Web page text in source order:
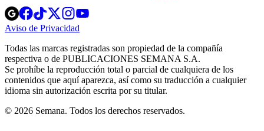
Opens
in
new
Opens
in
new
Opens
in
new
window
Opens
new
windowwindow
Aviso de Privacidad
new
window
Todas las marcas registradas son propiedad de la compañía
respectiva o de PUBLICACIONES SEMANA S.A.
Se prohíbe la reproducción total o parcial de cualquiera de los
contenidos que aquí aparezca, así como su traducción a cualquier
idioma sin autorización escrita por su titular.
© 2026 Semana. Todos los derechos reservados.